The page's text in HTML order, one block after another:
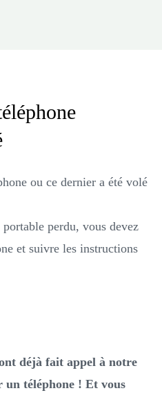
ou ce dernier a été volé
perdu, vous devez
et suivre les instructions
déjà fait appel à notre
un téléphone ! Et vous